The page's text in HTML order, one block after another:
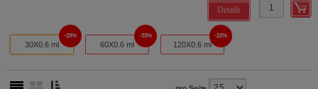
Details
30X0.6 ml
20%
60X0.6 ml
33%
120X0.6 ml
22%